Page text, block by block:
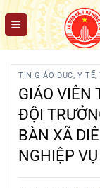
Chuyển
đến
nội
TIN GIÁO DỤC, Y TẾ,
GIÁO VIÊN
ĐỘI
BÀN XÃ
NGHIỆP